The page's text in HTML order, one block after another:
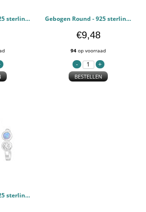
Gebogen Round - 925 sterling zilver Oorstekers Halfedelsteen PCJW48309 Gebogen Round - 925 sterling zilver Oorstekers Halfedelsteen PCJW48308
€9,48
94 op voorraad
BESTELLEN
Gebogen Round - 925 sterling zilver Oorstekers Halfedelsteen PCJW48307